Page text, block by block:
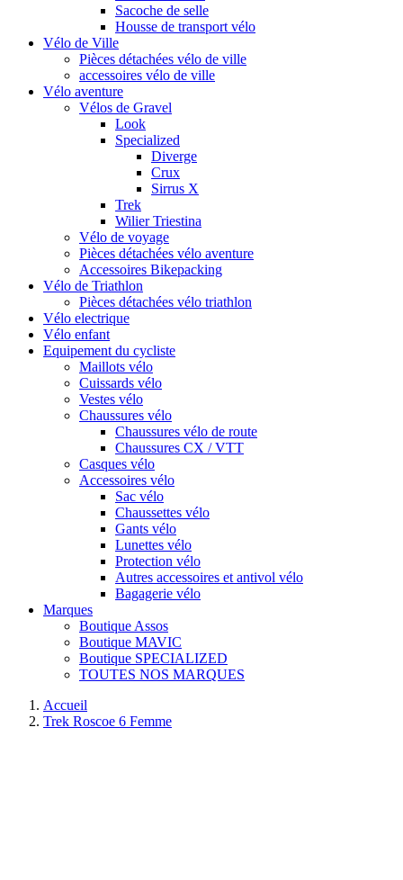
Sacoche de selle
Housse de transport vélo
Vélo de Ville
Pièces détachées vélo de ville
accessoires vélo de ville
Vélo aventure
Vélos de Gravel
Look
Specialized
Diverge
Crux
Sirrus X
Trek
Wilier Triestina
Vélo de voyage
Pièces détachées vélo aventure
Accessoires Bikepacking
Vélo de Triathlon
Pièces détachées vélo triathlon
Vélo electrique
Vélo enfant
Equipement du cycliste
Maillots vélo
Cuissards vélo
Vestes vélo
Chaussures vélo
Chaussures vélo de route
Chaussures CX / VTT
Casques vélo
Accessoires vélo
Sac vélo
Chaussettes vélo
Gants vélo
Lunettes vélo
Protection vélo
Autres accessoires et antivol vélo
Bagagerie vélo
Marques
Boutique Assos
Boutique MAVIC
Boutique SPECIALIZED
TOUTES NOS MARQUES
Accueil
Trek Roscoe 6 Femme